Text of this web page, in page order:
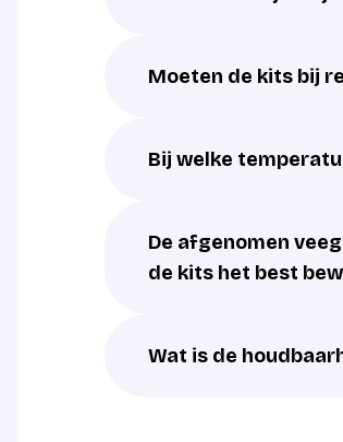
Moeten de kits bij
Bij welke
De afgenomen
de kits het best
Wat is de